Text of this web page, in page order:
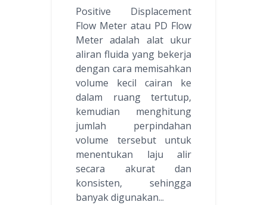
Positive Displacement
Flow Meter atau PD Flow
Meter adalah alat ukur
aliran fluida yang bekerja
dengan cara memisahkan
volume kecil cairan ke
dalam ruang tertutup,
kemudian menghitung
jumlah perpindahan
volume tersebut untuk
menentukan laju alir
secara akurat dan
konsisten, sehingga
banyak digunakan...